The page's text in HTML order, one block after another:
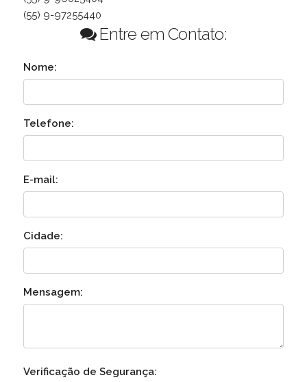
(55) 9-97255440
Entre em Contato:
Nome:
Telefone:
E-mail:
Cidade:
Mensagem:
Verificação de Segurança: